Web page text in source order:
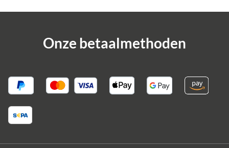
Onze betaalmethoden